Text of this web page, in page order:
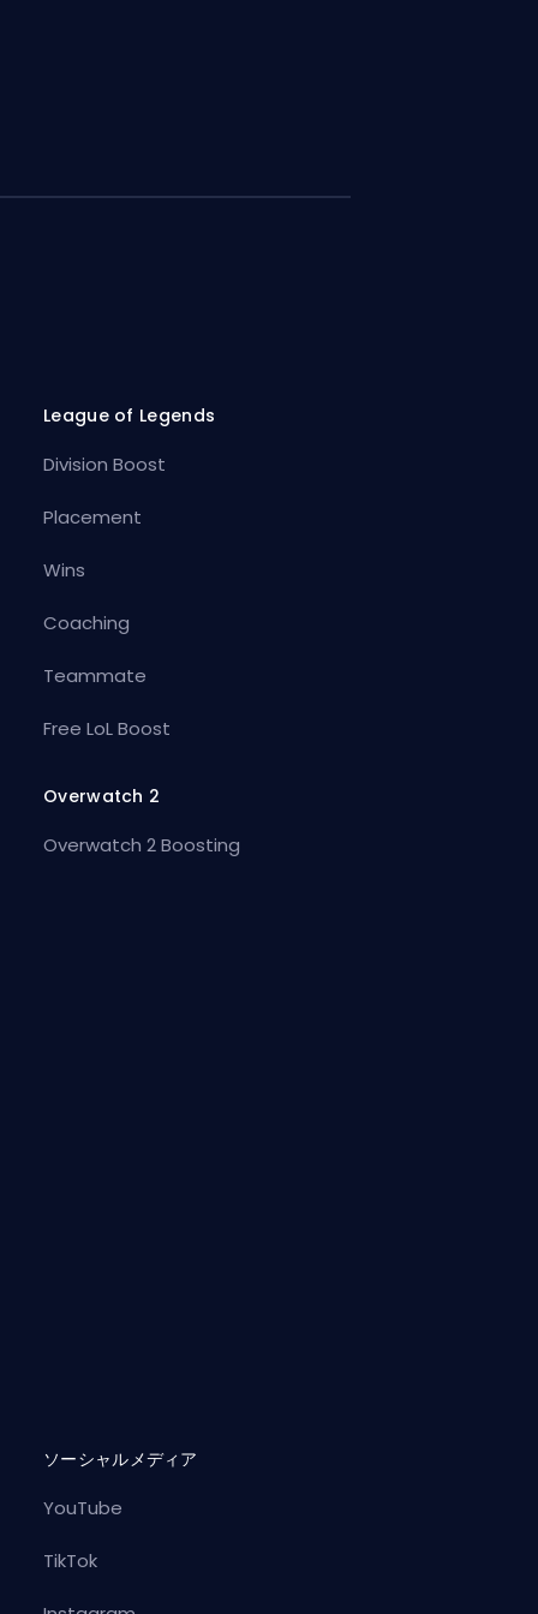
League of Legends
Division Boost
Placement
Wins
Coaching
Teammate
Free LoL Boost
Overwatch 2
Overwatch 2 Boosting
ソーシャルメディア
YouTube
TikTok